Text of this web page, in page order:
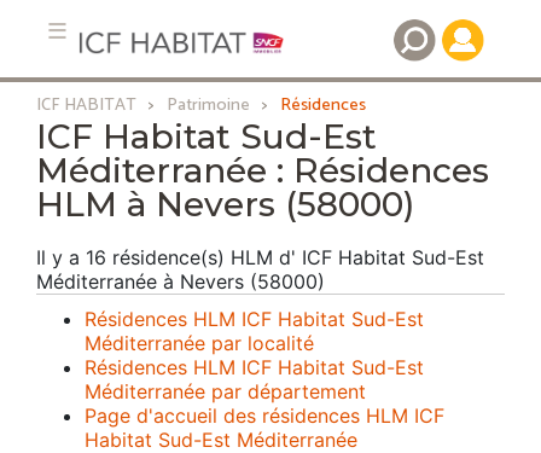
Aller
contenu
principal
ICF HABITAT Patrimoine Résidences
ICF Habitat Sud-Est
Méditerranée : Résidences
HLM à Nevers (58000)
Il y a 16 résidence(s) HLM d' ICF Habitat Sud-Est
Méditerranée à Nevers (58000)
Résidences HLM ICF Habitat Sud-Est
Méditerranée par localité
Résidences HLM ICF Habitat Sud-Est
Méditerranée par département
Page d'accueil des résidences HLM ICF
Habitat Sud-Est Méditerranée